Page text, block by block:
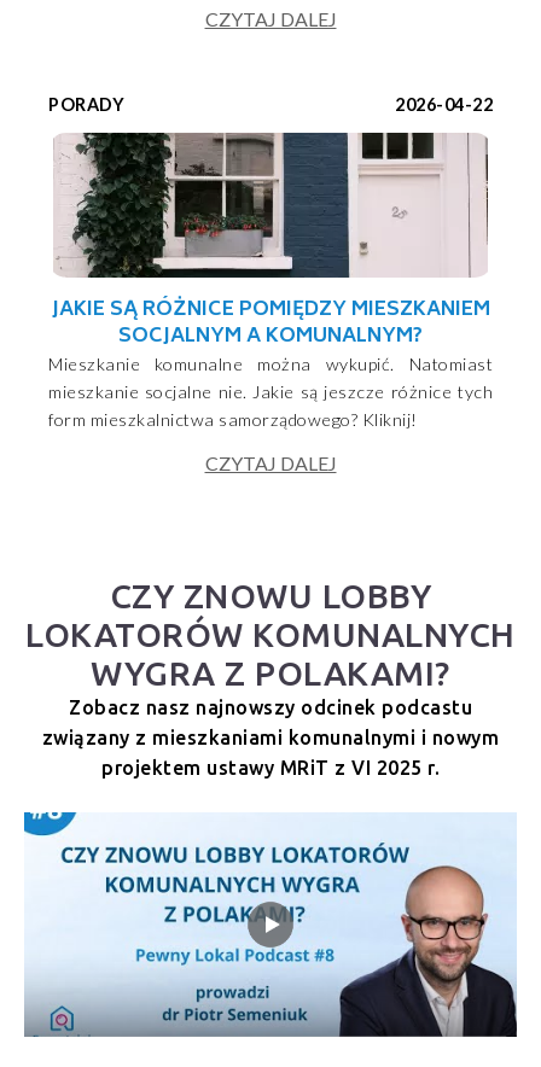
CZYTAJ DALEJ
PORADY 2026-04-22
JAKIE SĄ RÓŻNICE POMIĘDZY MIESZKANIEM
SOCJALNYM A KOMUNALNYM?
Mieszkanie komunalne można wykupić. Natomiast
mieszkanie socjalne nie. Jakie są jeszcze różnice tych
form mieszkalnictwa samorządowego? Kliknij!
CZYTAJ DALEJ
CZY ZNOWU LOBBY
LOKATORÓW KOMUNALNYCH
WYGRA Z POLAKAMI?
Zobacz nasz najnowszy odcinek podcastu
związany z mieszkaniami komunalnymi i nowym
projektem ustawy MRiT z VI 2025 r.